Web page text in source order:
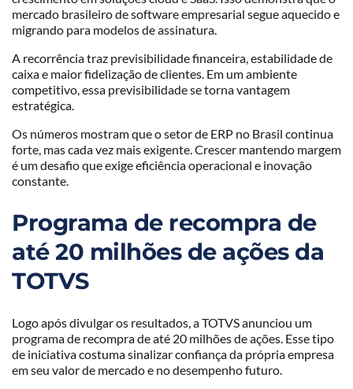
mercado brasileiro de software empresarial segue aquecido e
migrando para modelos de assinatura.
A recorrência traz previsibilidade financeira, estabilidade de
caixa e maior fidelização de clientes. Em um ambiente
competitivo, essa previsibilidade se torna vantagem
estratégica.
Os números mostram que o setor de ERP no Brasil continua
forte, mas cada vez mais exigente. Crescer mantendo margem
é um desafio que exige eficiência operacional e inovação
constante.
Programa de recompra de
até 20 milhões de ações da
TOTVS
Logo após divulgar os resultados, a TOTVS anunciou um
programa de recompra de até 20 milhões de ações. Esse tipo
de iniciativa costuma sinalizar confiança da própria empresa
em seu valor de mercado e no desempenho futuro.